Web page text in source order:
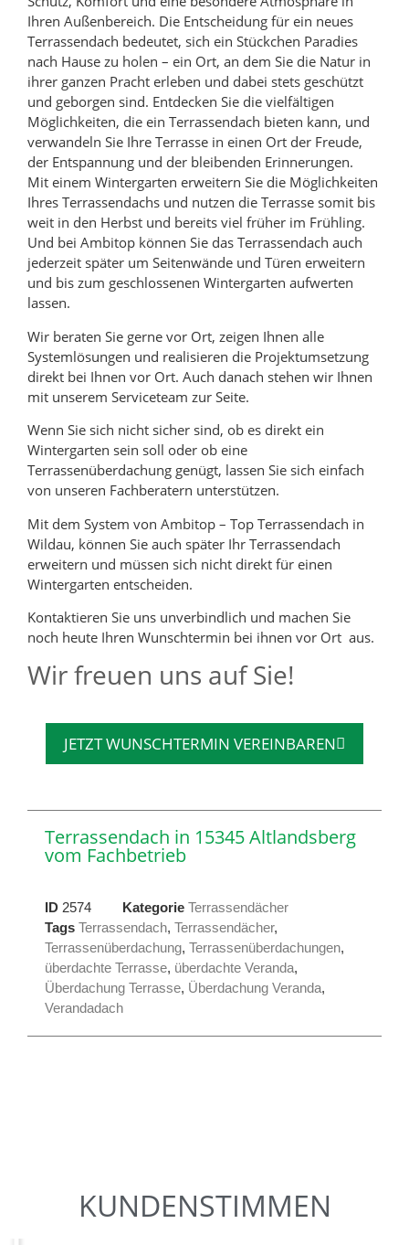
Ihren Außenbereich. Die Entscheidung für ein neues
Terrassendach bedeutet, sich ein Stückchen Paradies
nach Hause zu holen – ein Ort, an dem Sie die Natur in
ihrer ganzen Pracht erleben und dabei stets geschützt
und geborgen sind. Entdecken Sie die vielfältigen
Möglichkeiten, die ein Terrassendach bieten kann, und
verwandeln Sie Ihre Terrasse in einen Ort der Freude,
der Entspannung und der bleibenden Erinnerungen.
Mit einem Wintergarten erweitern Sie die Möglichkeiten
Ihres Terrassendachs und nutzen die Terrasse somit bis
weit in den Herbst und bereits viel früher im Frühling.
Und bei Ambitop können Sie das Terrassendach auch
jederzeit später um Seitenwände und Türen erweitern
und bis zum geschlossenen Wintergarten aufwerten
lassen.
Wir beraten Sie gerne vor Ort, zeigen Ihnen alle
Systemlösungen und realisieren die Projektumsetzung
direkt bei Ihnen vor Ort. Auch danach stehen wir Ihnen
mit unserem Serviceteam zur Seite.
Wenn Sie sich nicht sicher sind, ob es direkt ein
Wintergarten sein soll oder ob eine
Terrassenüberdachung genügt, lassen Sie sich einfach
von unseren Fachberatern unterstützen.
Mit dem System von Ambitop – Top Terrassendach in
Wildau, können Sie auch später Ihr Terrassendach
erweitern und müssen sich nicht direkt für einen
Wintergarten entscheiden.
Kontaktieren Sie uns unverbindlich und machen Sie
noch heute Ihren Wunschtermin bei ihnen vor Ort aus.
Wir freuen uns auf Sie!
JETZT WUNSCHTERMIN VEREINBAREN
Terrassendach in 15345 Altlandsberg
vom Fachbetrieb
ID 2574 Kategorie Terrassendächer
Tags Terrassendach, Terrassendächer,
Terrassenüberdachung, Terrassenüberdachungen,
überdachte Terrasse, überdachte Veranda,
Überdachung Terrasse, Überdachung Veranda,
Verandadach
KUNDENSTIMMEN